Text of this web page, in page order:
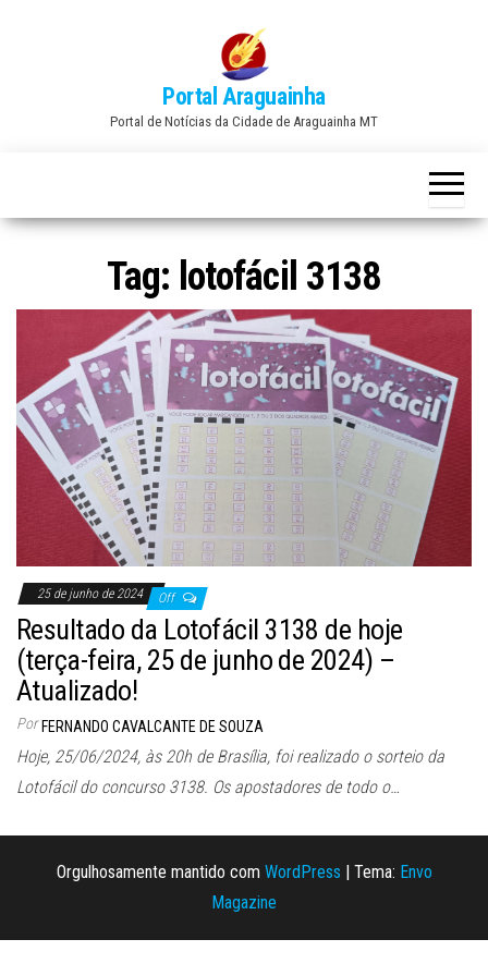
Portal Araguainha
Portal de Notícias da Cidade de Araguainha MT
Tag: lotofácil 3138
25 de junho de 2024 Off
Resultado da Lotofácil 3138 de hoje
(terça-feira, 25 de junho de 2024) –
Atualizado!
Por FERNANDO CAVALCANTE DE SOUZA
Hoje, 25/06/2024, às 20h de Brasília, foi realizado o sorteio da
Lotofácil do concurso 3138. Os apostadores de todo o…
Orgulhosamente mantido com WordPress | Tema: Envo
Magazine